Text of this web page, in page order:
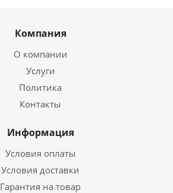
Компания
О компании
Услуги
Политика
Контакты
Информация
Условия оплаты
Условия доставки
Гарантия на товар